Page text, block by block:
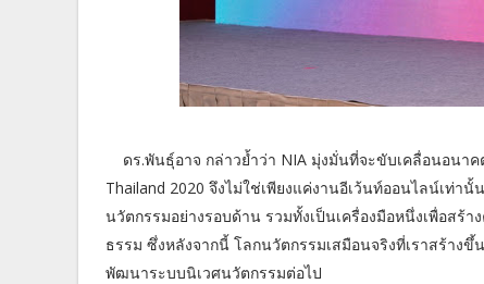
ดร.พันธุ์อาจ กล่าวย้ำว่า NIA มุ่งมั่นที่จะขับเคลื่อนอนา
Thailand 2020 จึงไม่ใช่เพียงแค่งานอีเว้นท์ออนไลน์เท่
นวัตกรรมอย่างรอบด้าน รวมทั้งเป็นเครื่องมือหนึ่งเพื่อสร้า
ธรรม ซึ่งหลังจากนี้ โลกนวัตกรรมเสมือนจริงที่เราสร้าง
พัฒนาระบบนิเวศนวัตกรรมต่อไป